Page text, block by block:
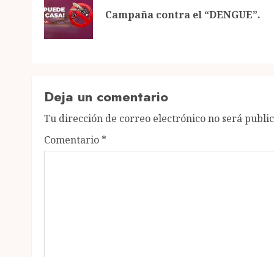
Campaña contra el “DENGUE”.
Deja un comentario
Tu dirección de correo electrónico no será
Comentario *